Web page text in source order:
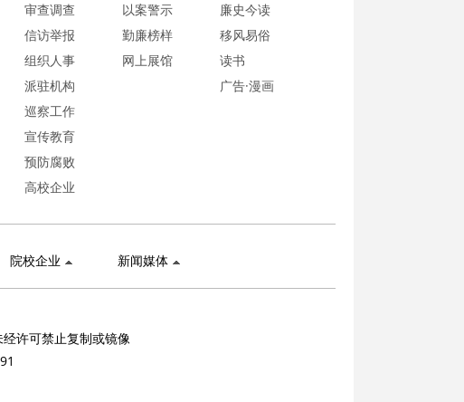
审查调查
信访举报
组织人事
派驻机构
巡察工作
宣传教育
预防腐败
高校企业
以案警示
勤廉榜样
网上展馆
廉史今读
移风易俗
读书
广告·漫画
院校企业 新闻媒体
许可禁止复制或镜像